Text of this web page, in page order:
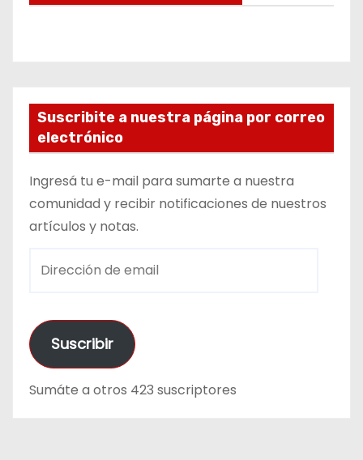
Suscribite a nuestra página por correo
electrónico
Ingresá tu e-mail para sumarte a nuestra
comunidad y recibir notificaciones de nuestros
artículos y notas.
e
c
i
Suscribir
Sumáte a otros 423 suscriptores